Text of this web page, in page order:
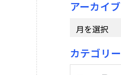
アーカイブ
ー
ブ
カテゴリー